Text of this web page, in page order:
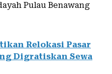
Pulau Benawang
Relokasi Pasar
Digratiskan Sewa